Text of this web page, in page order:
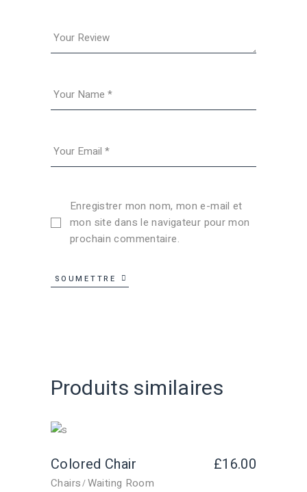
Enregistrer mon nom, mon e-mail et
mon site dans le navigateur pour mon
prochain commentaire.
SOUMETTRE
Produits similaires
Colored Chair £16.00
Chairs Waiting Room